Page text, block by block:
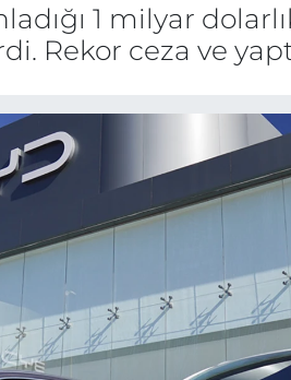
1 milyar
Rekor ceza ve